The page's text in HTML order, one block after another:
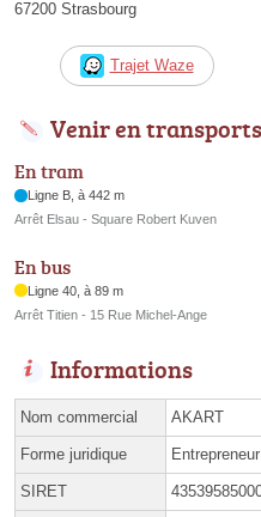
67200 Strasbourg
Trajet Waze
Venir en
En tram
Ligne B, à 442 m
Arrêt Elsau - Square Robert Kuven
En bus
Ligne 40, à 89 m
Arrêt Titien - 15 Rue Michel-Ange
Informations
Nom commercial AKART
Forme juridique
SIRET